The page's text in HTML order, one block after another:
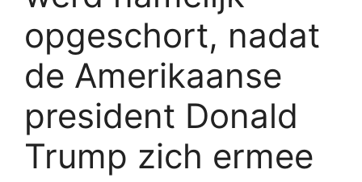
opgeschort, nadat
de Amerikaanse
president Donald
Trump zich ermee